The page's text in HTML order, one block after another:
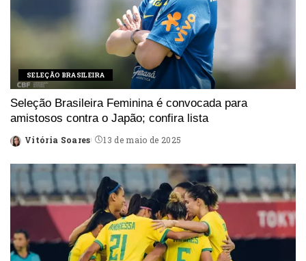
SELEÇÃO BRASILEIRA
Seleção Brasileira Feminina é convocada para
amistosos contra o Japão; confira lista
Posted
Vitória Soares 13 de maio de 2025